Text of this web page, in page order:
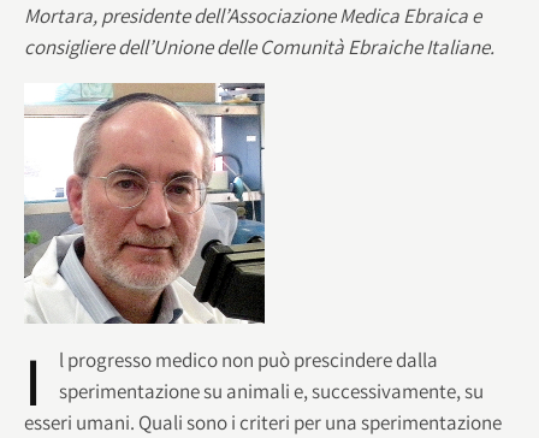
Mortara, presidente dell’Associazione Medica Ebraica e
consigliere dell’Unione delle Comunità Ebraiche Italiane.
I
l progresso medico non può prescindere dalla
sperimentazione su animali e, successivamente, su
esseri umani. Quali sono i criteri per una sperimentazione